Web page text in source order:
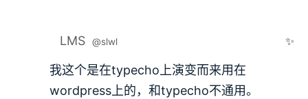
LMS @slwl ✨
我这个是在typecho上演变而来用在
wordpress上的，和typecho不通用。